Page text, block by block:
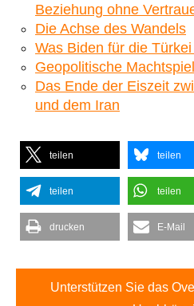
Beziehung ohne
Die Achse des Wandels
Was Biden für die
Geopolitische
Das Ende der Eiszeit
und dem Iran
teilen teilen
teilen teilen
drucken E-Mail
Unterstützen Sie das